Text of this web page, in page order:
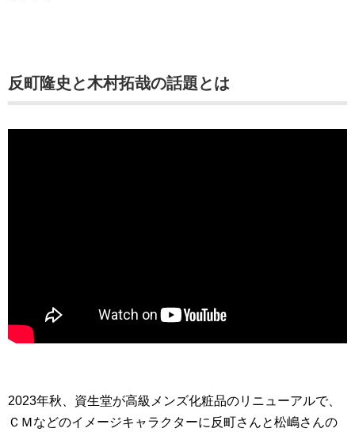
反町隆史と木村拓哉の話題とは
2023年秋、資生堂が高級メンズ化粧品のリニューアルで、
ＣＭなどのイメージキャラクターに反町さんと松嶋さんの